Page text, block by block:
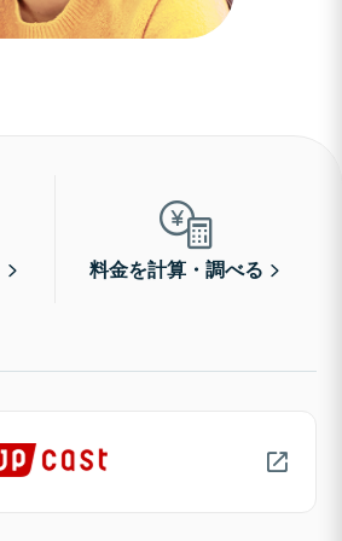
料金を計算・調べる